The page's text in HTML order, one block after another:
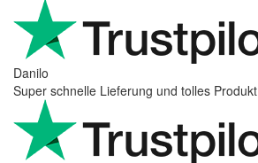
Danilo
Super schnelle Lieferung und tolles Produkt